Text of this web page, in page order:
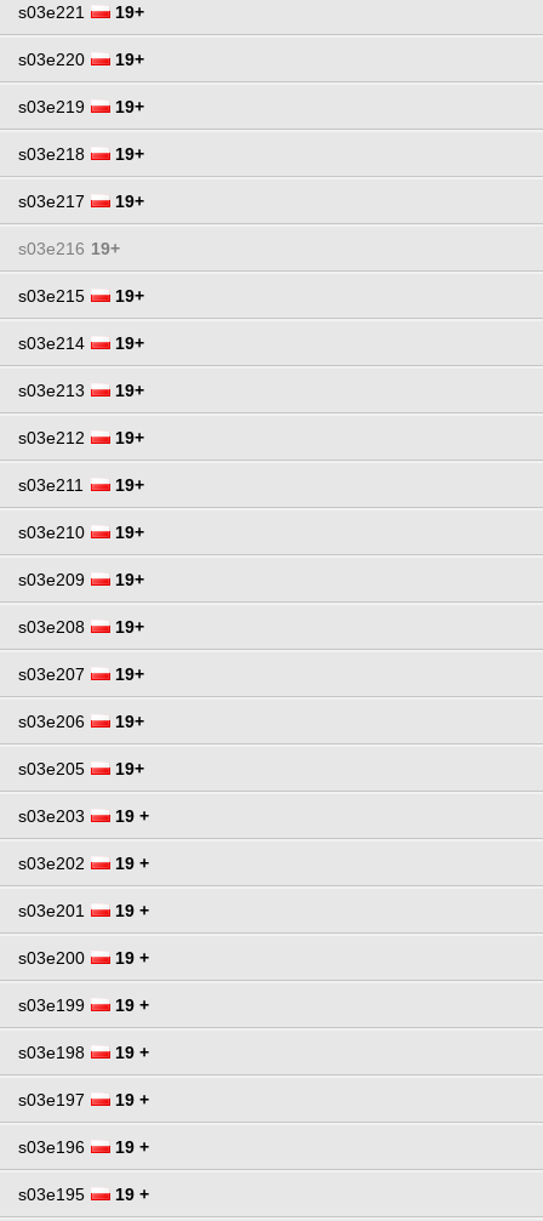
s03e221 19+
s03e220 19+
s03e219 19+
s03e218 19+
s03e217 19+
s03e216 19+
s03e215 19+
s03e214 19+
s03e213 19+
s03e212 19+
s03e211 19+
s03e210 19+
s03e209 19+
s03e208 19+
s03e207 19+
s03e206 19+
s03e205 19+
s03e203 19 +
s03e202 19 +
s03e201 19 +
s03e200 19 +
s03e199 19 +
s03e198 19 +
s03e197 19 +
s03e196 19 +
s03e195 19 +